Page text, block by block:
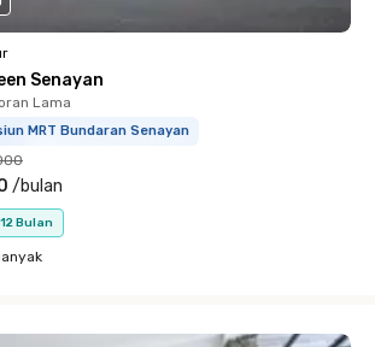
Senayan
Lama
MRT Bundaran Senayan
/bulan
Bulan